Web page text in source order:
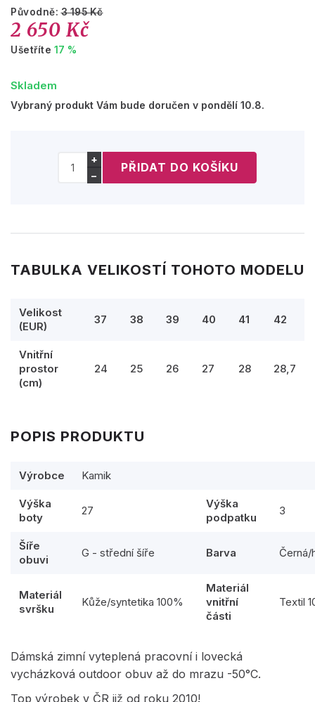
Původně:3 195 Kč
2 650 Kč
Ušetříte 17 %
Skladem
Vybraný produkt Vám bude doručen v pondělí 10.8.
+
−
TABULKA VELIKOSTÍ TOHOTO MODELU
Velikost
(EUR)
37 38 39 40 41 42
Vnitřní
prostor
(cm)
24 25 26 27 28 28,7
POPIS PRODUKTU
Výrobce Kamik
Výška
boty
27
Výška
podpatku
3
Šíře
obuvi
G - střední šíře Barva Černá/
Materiál
svršku
Kůže/syntetika 100%
Materiál
vnitřní
části
Textil
Dámská zimní vyteplená pracovní i lovecká
vycházková outdoor obuv až do mrazu -50°C.
Top výrobek v ČR již od roku 2010!